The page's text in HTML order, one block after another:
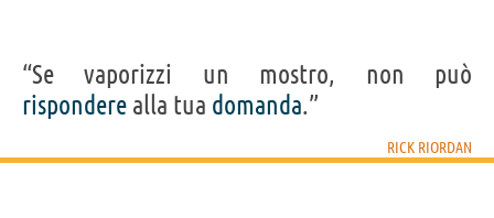
“Se vaporizzi un mostro, non può
rispondere alla tua domanda.”
RICK RIORDAN